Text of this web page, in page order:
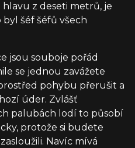
z deseti metrů, je
šéf šéfů všech
jsou souboje pořád
se jednou zavážete
pohybu přerušit a
úder. Zvlášť
palubách lodí to působí
protože si budete
Navíc mívá